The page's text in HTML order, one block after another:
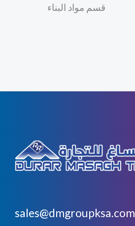
قسم مواد البناء
sales@dmgroupksa.com